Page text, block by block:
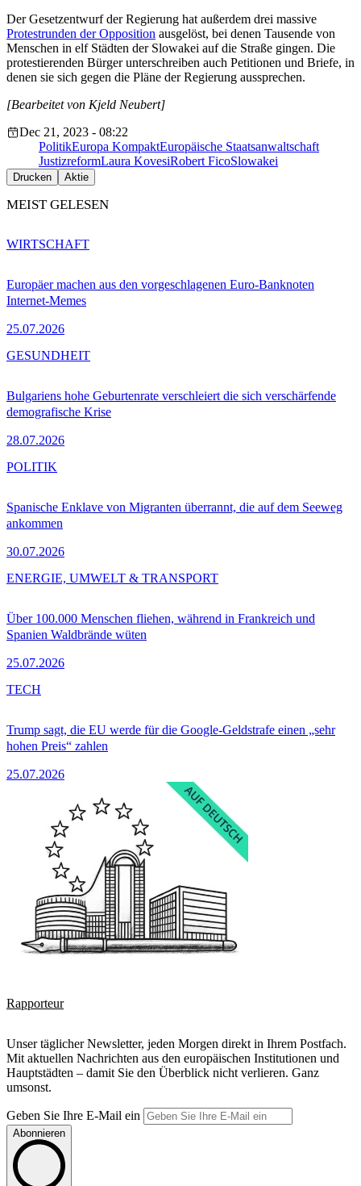
Der Gesetzentwurf der Regierung hat außerdem drei massive
Protestrunden der Opposition ausgelöst, bei denen Tausende von
Menschen in elf Städten der Slowakei auf die Straße gingen. Die
protestierenden Bürger unterschreiben auch Petitionen und Briefe, in
denen sie sich gegen die Pläne der Regierung aussprechen.
[Bearbeitet von Kjeld Neubert]
Dec 21, 2023 - 08:22
PolitikEuropa KompaktEuropäische Staatsanwaltschaft
JustizreformLaura KovesiRobert FicoSlowakei
Drucken Aktie
MEIST GELESEN
Europäer machen aus den vorgeschlagenen Euro-Banknoten
Internet-Memes
25.07.2026
WIRTSCHAFT
Bulgariens hohe Geburtenrate verschleiert die sich verschärfende
demografische Krise
28.07.2026
GESUNDHEIT
Spanische Enklave von Migranten überrannt, die auf dem Seeweg
ankommen
30.07.2026
POLITIK
Über 100.000 Menschen fliehen, während in Frankreich und
Spanien Waldbrände wüten
25.07.2026
ENERGIE, UMWELT & TRANSPORT
Trump sagt, die EU werde für die Google-Geldstrafe einen „sehr
hohen Preis“ zahlen
25.07.2026
TECH
Rapporteur
Unser täglicher Newsletter, jeden Morgen direkt in Ihrem Postfach.
Mit aktuellen Nachrichten aus den europäischen Institutionen und
Hauptstädten – damit Sie den Überblick nicht verlieren. Ganz
umsonst.
Geben Sie Ihre E-Mail ein
Abonnieren